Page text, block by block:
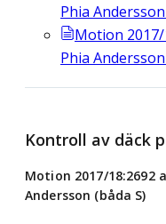
Phia
Motion
Phia
Kontroll av däck
Motion 2017/18:2692
Andersson (båda S)